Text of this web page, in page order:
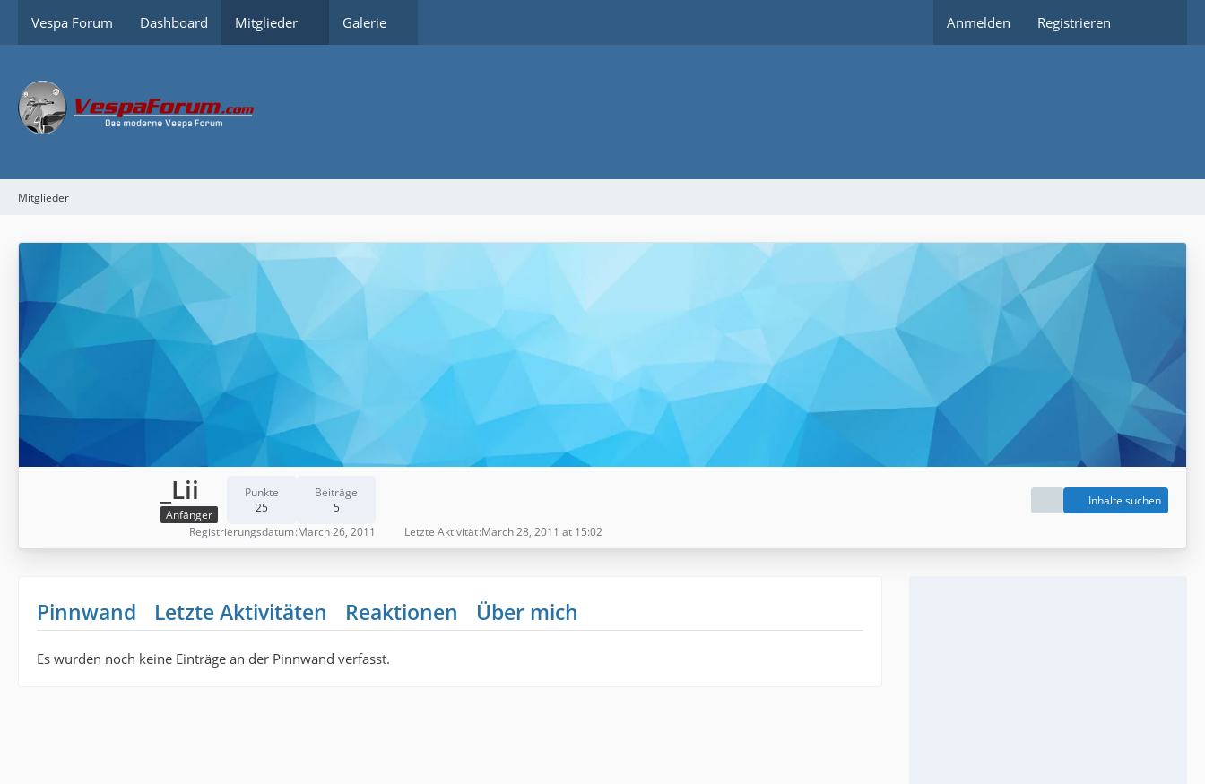
Vespa Forum Dashboard Mitglieder Galerie Anmelden Registrieren
Mitglieder
_Lii
Anfänger
Punkte
25
Beiträge
5
Inhalte suchen
Registrierungsdatum March 26, 2011 Letzte Aktivität March 28, 2011 at 15:02
Pinnwand Letzte Aktivitäten Reaktionen Über mich
Es wurden noch keine Einträge an der Pinnwand verfasst.